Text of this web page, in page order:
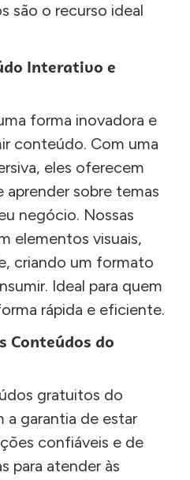
são o recurso ideal
Interativo e
forma inovadora e
conteúdo. Com uma
eles oferecem
aprender sobre temas
negócio. Nossas
elementos visuais,
criando um formato
Ideal para quem
rápida e eficiente.
Conteúdos do
gratuitos do
a garantia de estar
confiáveis e de
para atender às